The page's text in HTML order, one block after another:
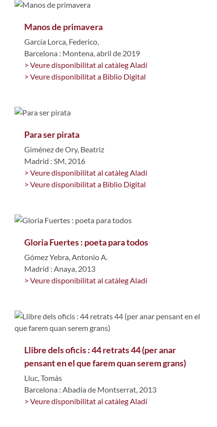
Manos de primavera
García Lorca, Federico,
Barcelona : Montena, abril de 2019
> Veure disponibilitat al catàleg Aladí
> Veure disponibilitat a Biblio Digital
Para ser pirata
Giménez de Ory, Beatriz
Madrid : SM, 2016
> Veure disponibilitat al catàleg Aladí
> Veure disponibilitat a Biblio Digital
Gloria Fuertes : poeta para todos
Gómez Yebra, Antonio A.
Madrid : Anaya, 2013
> Veure disponibilitat al catàleg Aladí
Llibre dels oficis : 44 retrats 44 (per anar
pensant en el que farem quan serem grans)
Lluc, Tomàs
Barcelona : Abadia de Montserrat, 2013
> Veure disponibilitat al catàleg Aladí